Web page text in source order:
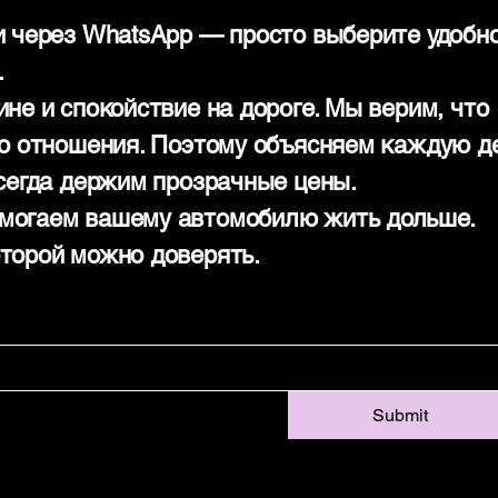
Submit
WhatsApp — просто выберите
и спокойствие на дороге. Мы верим, что
отношения. Поэтому объясняем каждую
держим прозрачные цены.
вашему автомобилю жить дольше.
можно доверять.